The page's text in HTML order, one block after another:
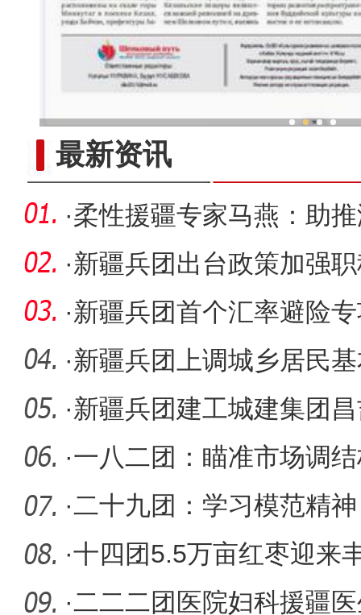
最新资讯
·柔性援疆专家马燕：助
医院介入
·新疆兵团出台政策加强
管理
·新疆兵团首个汇率避险
·新疆兵团上调城乡居民
老金
·新疆兵团建工城建集团
储项目全
·一八二团：瞄准市场调
·二十九团：学习模范精
·十四团5.5万亩红枣迎来
·二二二团医院妇科援疆